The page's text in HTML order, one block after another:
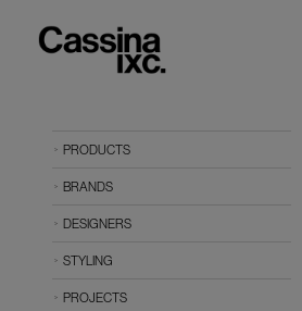
PRODUCTS
BRANDS
DESIGNERS
STYLING
PROJECTS